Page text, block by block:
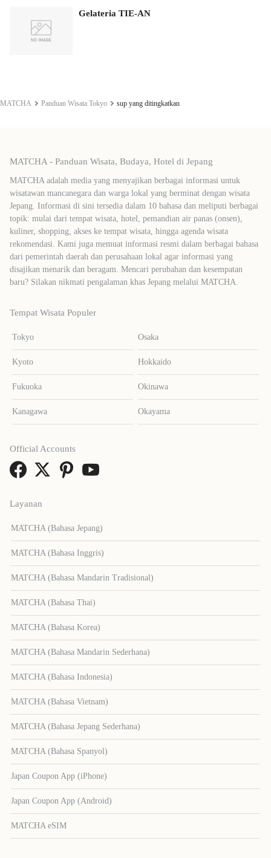
Gelateria TIE-AN
MATCHA Panduan Wisata Tokyo sup yang ditingkatkan
MATCHA - Panduan Wisata, Budaya, Hotel di Jepang
MATCHA adalah media yang menyajikan berbagai informasi untuk
wisatawan mancanegara dan warga lokal yang berminat dengan wisata
Jepang. Informasi di sini tersedia dalam 10 bahasa dan meliputi berbagai
topik: mulai dari tempat wisata, hotel, pemandian air panas (onsen),
kuliner, shopping, akses ke tempat wisata, hingga agenda wisata
rekomendasi. Kami juga memuat informasi resmi dalam berbagai bahasa
dari pemerintah daerah dan perusahaan lokal agar informasi yang
disajikan menarik dan beragam. Mencari perubahan dan kesempatan
baru? Silakan nikmati pengalaman khas Jepang melalui MATCHA.
Tempat Wisata Populer
Tokyo Osaka
Kyoto Hokkaido
Fukuoka Okinawa
Kanagawa Okayama
Layanan
MATCHA (Bahasa Jepang)
MATCHA (Bahasa Inggris)
MATCHA (Bahasa Mandarin Tradisional)
MATCHA (Bahasa Thai)
MATCHA (Bahasa Korea)
MATCHA (Bahasa Mandarin Sederhana)
MATCHA (Bahasa Indonesia)
MATCHA (Bahasa Vietnam)
MATCHA (Bahasa Jepang Sederhana)
MATCHA (Bahasa Spanyol)
Japan Coupon App (iPhone)
Japan Coupon App (Android)
MATCHA eSIM
Official Accounts